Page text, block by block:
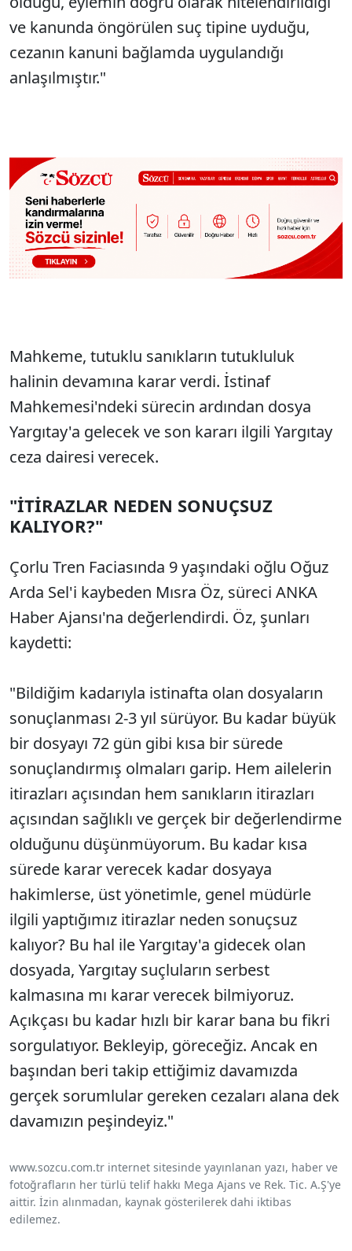
ve kanunda öngörülen suç tipine uyduğu,
cezanın kanuni bağlamda uygulandığı
anlaşılmıştır."
Mahkeme, tutuklu sanıkların tutukluluk
halinin devamına karar verdi. İstinaf
Mahkemesi'ndeki sürecin ardından dosya
Yargıtay'a gelecek ve son kararı ilgili Yargıtay
ceza dairesi verecek.
"İTİRAZLAR NEDEN SONUÇSUZ
KALIYOR?"
Çorlu Tren Faciasında 9 yaşındaki oğlu Oğuz
Arda Sel'i kaybeden Mısra Öz, süreci ANKA
Haber Ajansı'na değerlendirdi. Öz, şunları
kaydetti:
"Bildiğim kadarıyla istinafta olan dosyaların
sonuçlanması 2-3 yıl sürüyor. Bu kadar büyük
bir dosyayı 72 gün gibi kısa bir sürede
sonuçlandırmış olmaları garip. Hem ailelerin
itirazları açısından hem sanıkların itirazları
açısından sağlıklı ve gerçek bir değerlendirme
olduğunu düşünmüyorum. Bu kadar kısa
sürede karar verecek kadar dosyaya
hakimlerse, üst yönetimle, genel müdürle
ilgili yaptığımız itirazlar neden sonuçsuz
kalıyor? Bu hal ile Yargıtay'a gidecek olan
dosyada, Yargıtay suçluların serbest
kalmasına mı karar verecek bilmiyoruz.
Açıkçası bu kadar hızlı bir karar bana bu fikri
sorgulatıyor. Bekleyip, göreceğiz. Ancak en
başından beri takip ettiğimiz davamızda
gerçek sorumlular gereken cezaları alana dek
davamızın peşindeyiz."
www.sozcu.com.tr internet sitesinde yayınlanan yazı, haber ve
fotoğrafların her türlü telif hakkı Mega Ajans ve Rek. Tic. A.Ş'ye
aittir. İzin alınmadan, kaynak gösterilerek dahi iktibas
edilemez.